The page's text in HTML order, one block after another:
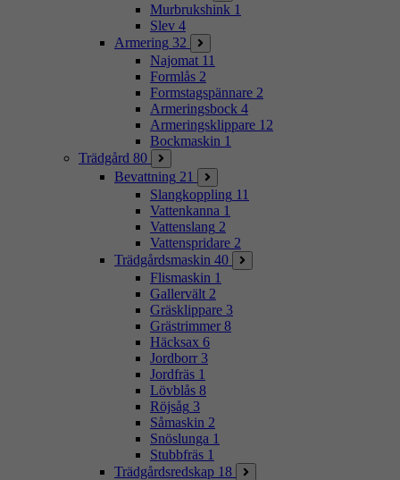
Murbrukshink 1
Slev 4
Armering 32
Najomat 11
Formlås 2
Formstagspännare 2
Armeringsbock 4
Armeringsklippare 12
Bockmaskin 1
Trädgård 80
Bevattning 21
Slangkoppling 11
Vattenkanna 1
Vattenslang 2
Vattenspridare 2
Trädgårdsmaskin 40
Flismaskin 1
Gallervält 2
Gräsklippare 3
Grästrimmer 8
Häcksax 6
Jordborr 3
Jordfräs 1
Lövblås 8
Röjsåg 3
Såmaskin 2
Snöslunga 1
Stubbfräs 1
Trädgårdsredskap 18